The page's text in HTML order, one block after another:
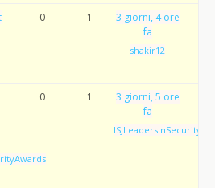
0 1
3 giorni, 4 ore
fa
shakir12
0 1
3 giorni, 5 ore
fa